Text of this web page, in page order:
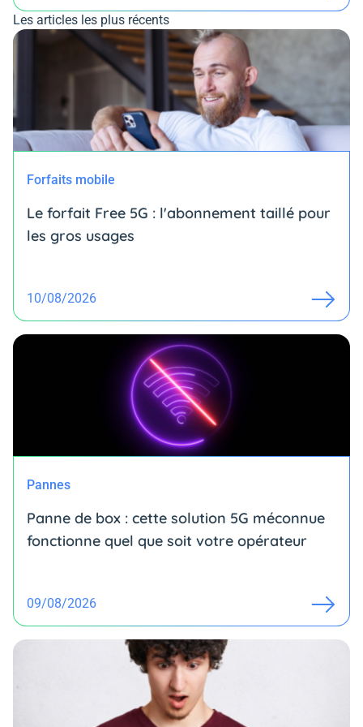
Les articles les plus récents
Forfaits mobile
Le forfait Free 5G : l'abonnement taillé pour
les gros usages
10/08/2026
Pannes
Panne de box : cette solution 5G méconnue
fonctionne quel que soit votre opérateur
09/08/2026